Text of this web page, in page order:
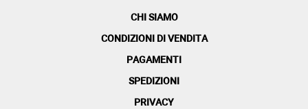
CHI SIAMO
CONDIZIONI DI VENDITA
PAGAMENTI
SPEDIZIONI
PRIVACY